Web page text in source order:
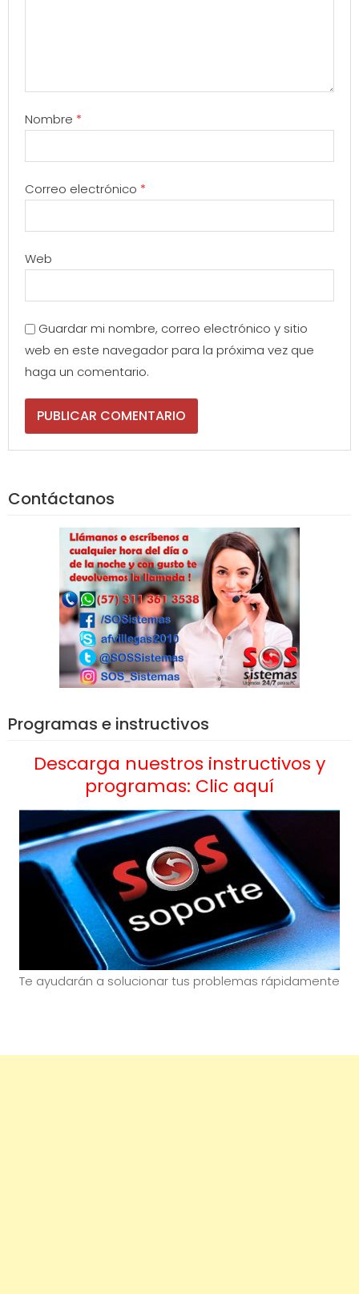
Nombre *
Correo electrónico *
Web
Guardar mi nombre, correo electrónico y sitio
web en este navegador para la próxima vez que
haga un comentario.
Contáctanos
Programas e instructivos
Descarga nuestros instructivos y
programas: Clic aquí
Te ayudarán a solucionar tus problemas rápidamente